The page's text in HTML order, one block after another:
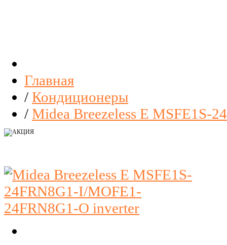
Главная
/ Кондиционеры
/ Midea Breezeless E MSFE1S-